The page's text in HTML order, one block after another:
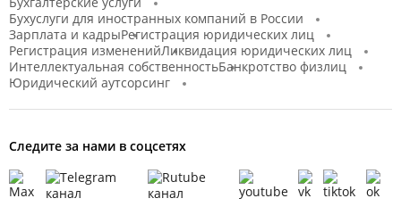
Бухуслуги для иностранных компаний в России
Зарплата и кадрыРегистрация юридических лиц
Регистрация измененийЛиквидация юридических лиц
Интеллектуальная собственностьБанкротство физлиц
Юридический аутсорсинг
Следите за нами в соцсетях